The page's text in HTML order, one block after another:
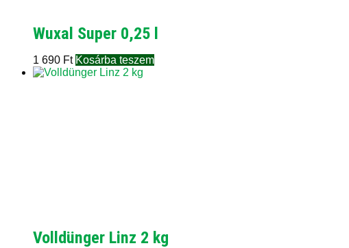
Wuxal Super 0,25 l
1 690 Ft Kosárba teszem
Volldünger Linz 2 kg